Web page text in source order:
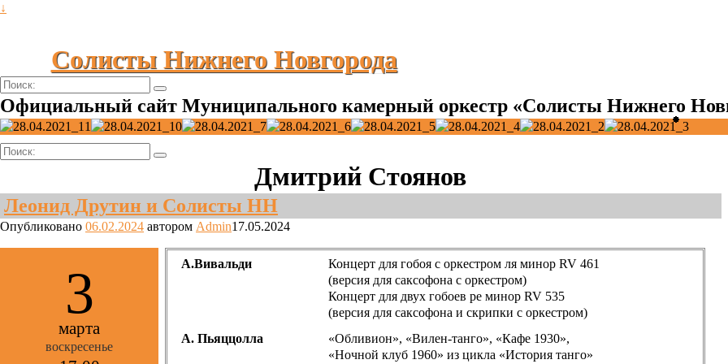
↓
Солисты Нижнего Новгорода
Поиск:
Официальный сайт Муниципального камерный оркестр «Солисты Нижнего
Поиск:
Дмитрий Стоянов
Леонид Друтин и Солисты НН
Опубликовано 06.02.2024 автором Admin17.05.2024
3
марта
воскресенье
А.Вивальди
Концерт для гобоя с оркестром ля минор RV 461
(версия для саксофона с оркестром)
Концерт для двух гобоев ре минор RV 535
(версия для саксофона и скрипки с оркестром)
А. Пьяццолла
«Обливион», «Вилен-танго», «Кафе 1930»,
«Ночной клуб 1960» из цикла «История танго»